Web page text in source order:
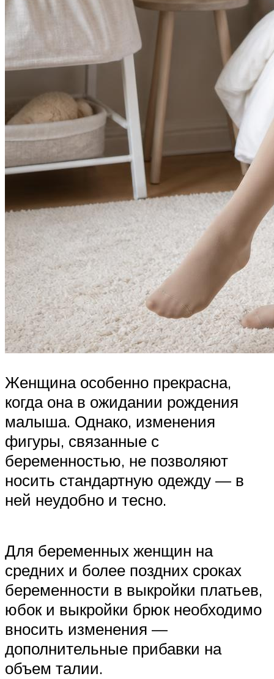
Женщина особенно прекрасна,
когда она в ожидании рождения
малыша. Однако, изменения
фигуры, связанные с
беременностью, не позволяют
носить стандартную одежду — в
ней неудобно и тесно.
Для беременных женщин на
средних и более поздних сроках
беременности в выкройки платьев,
юбок и выкройки брюк необходимо
вносить изменения —
дополнительные прибавки на
объем талии.